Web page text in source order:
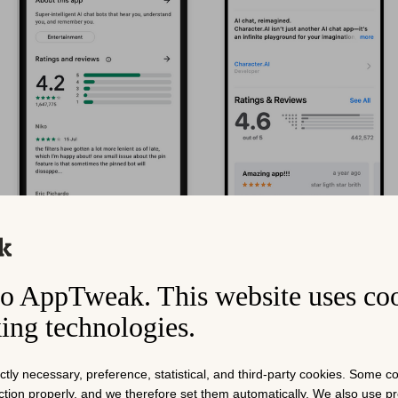
AppTweak. This website uses
technologies.
necessary, preference, statistical, and third-party cookies. Some
properly, and we therefore set them automatically. We also use
Google Play（左）和 App Store（右）上的应用评价示例